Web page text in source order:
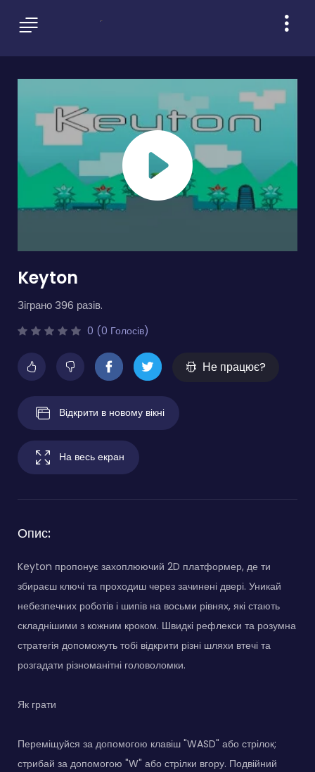
Keyton
Зіграно 396 разів.
0 (0 Голосів)
Не працює?
Відкрити в новому вікні
На весь екран
Опис:
Keyton пропонує захоплюючий 2D платформер, де ти
збираєш ключі та проходиш через зачинені двері. Уникай
небезпечних роботів і шипів на восьми рівнях, які стають
складнішими з кожним кроком. Швидкі рефлекси та розумна
стратегія допоможуть тобі відкрити різні шляхи втечі та
розгадати різноманітні головоломки.
Як грати
Переміщуйся за допомогою клавіш "WASD" або стрілок;
стрибай за допомогою "W" або стрілки вгору. Подвійний